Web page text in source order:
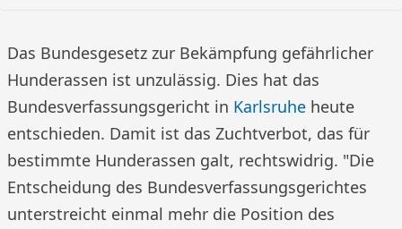
Das Bundesgesetz zur Bekämpfung gefährlicher
Hunderassen ist unzulässig. Dies hat das
Bundesverfassungsgericht in Karlsruhe heute
entschieden. Damit ist das Zuchtverbot, das für
bestimmte Hunderassen galt, rechtswidrig. "Die
Entscheidung des Bundesverfassungsgerichtes
unterstreicht einmal mehr die Position des